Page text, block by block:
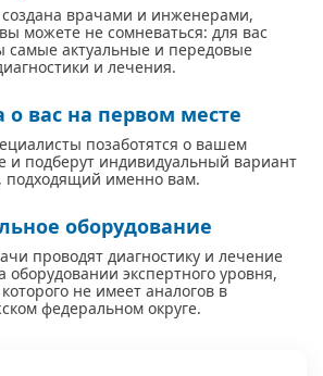
врачами и инженерами,
можете не сомневаться: для вас
самые актуальные и передовые
и лечения.
о вас на первом месте
позаботятся о вашем
и подберут индивидуальный вариант
подходящий именно вам.
оборудование
проводят диагностику и лечение
оборудовании экспертного уровня,
не имеет аналогов в
федеральном округе.